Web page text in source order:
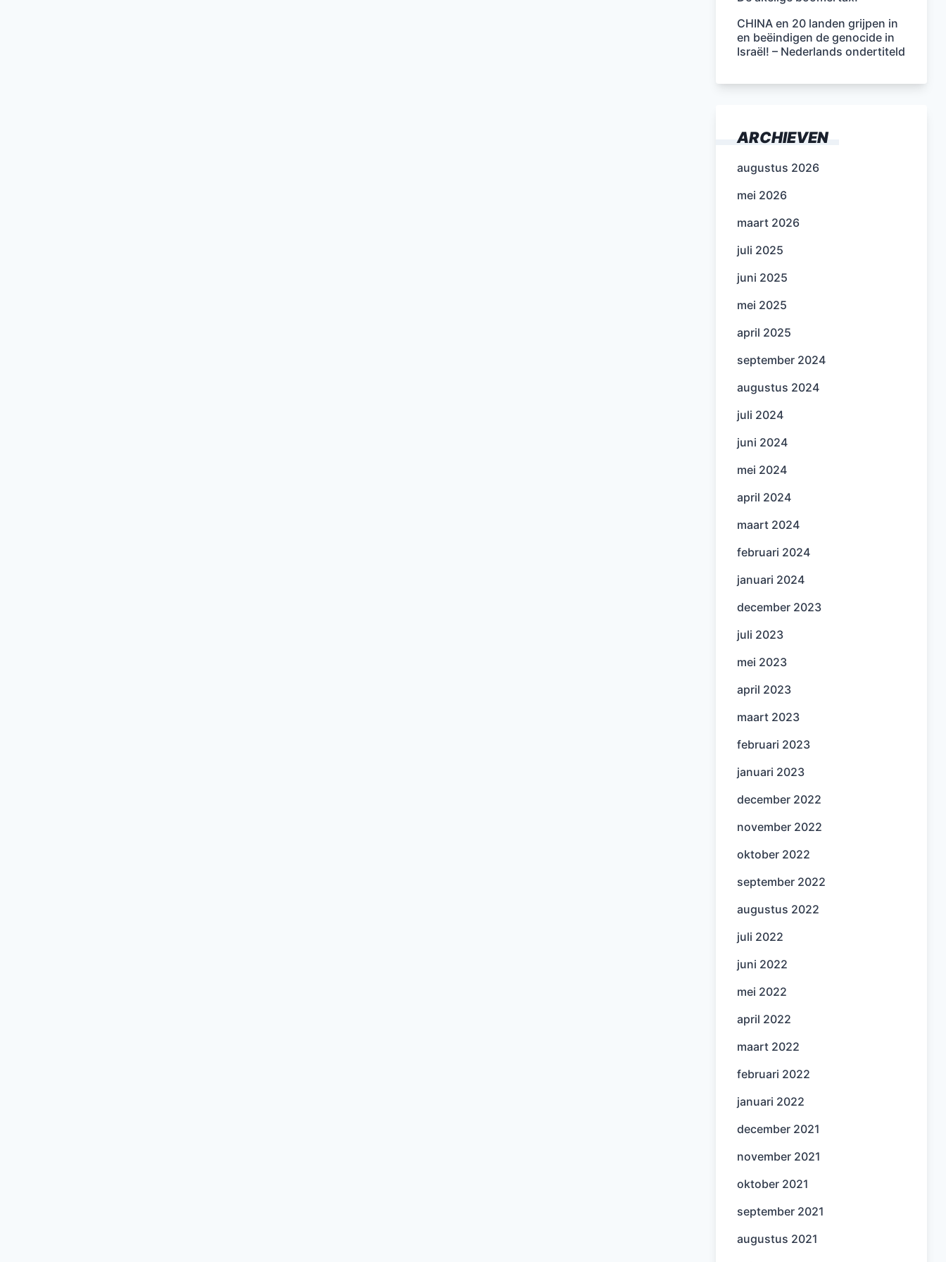
CHINA en 20 landen grijpen in
en beëindigen de genocide in
Israël! – Nederlands ondertiteld
ARCHIEVEN
augustus 2026
mei 2026
maart 2026
juli 2025
juni 2025
mei 2025
april 2025
september 2024
augustus 2024
juli 2024
juni 2024
mei 2024
april 2024
maart 2024
februari 2024
januari 2024
december 2023
juli 2023
mei 2023
april 2023
maart 2023
februari 2023
januari 2023
december 2022
november 2022
oktober 2022
september 2022
augustus 2022
juli 2022
juni 2022
mei 2022
april 2022
maart 2022
februari 2022
januari 2022
december 2021
november 2021
oktober 2021
september 2021
augustus 2021